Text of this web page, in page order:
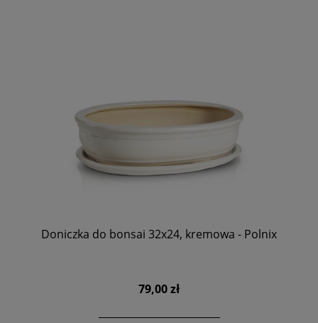
Doniczka do bonsai 32x24, kremowa - Polnix
79,00 zł